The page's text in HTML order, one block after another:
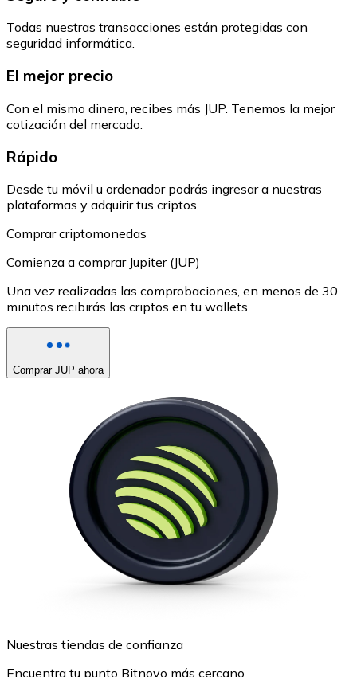
Todas nuestras transacciones están protegidas con
seguridad informática.
El mejor precio
Con el mismo dinero, recibes más JUP. Tenemos la mejor
cotización del mercado.
Rápido
Desde tu móvil u ordenador podrás ingresar a nuestras
plataformas y adquirir tus criptos.
Comprar criptomonedas
Comienza a comprar Jupiter (JUP)
Una vez realizadas las comprobaciones, en menos de 30
minutos recibirás las criptos en tu wallets.
Comprar JUP ahora
Nuestras tiendas de confianza
Encuentra tu punto Bitnovo más cercano